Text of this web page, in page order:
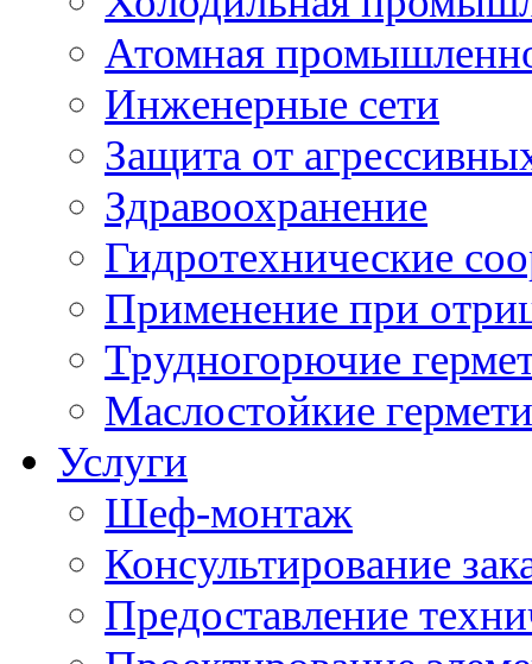
Атомная
Инженерные сети
Защита от
Здравоохранение
Гидротехнические
Применение при
Трудногорючие
Маслостойкие
Услуги
Шеф-монтаж
Консультирование
Предоставление